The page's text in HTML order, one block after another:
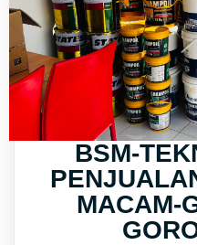
BSM-
MACAM-